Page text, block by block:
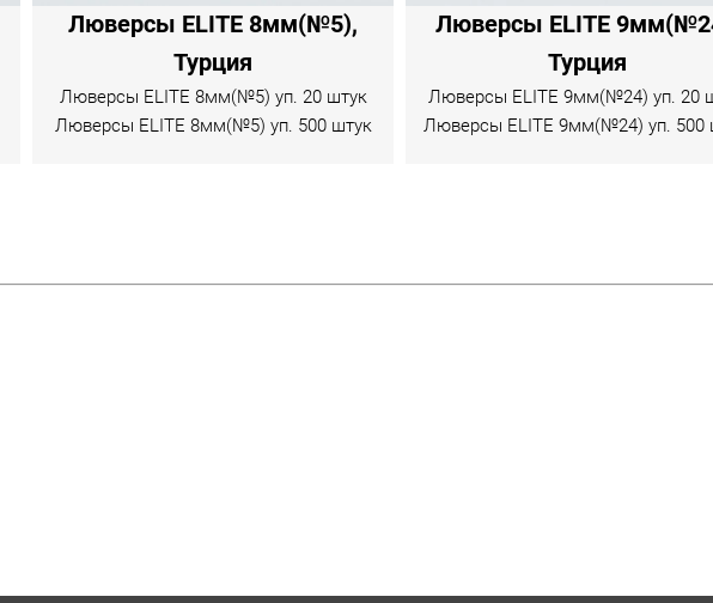
Люверсы ELITE 8мм(№5),
Турция
Люверсы ELITE 8мм(№5) уп. 20 штук
Люверсы ELITE 8мм(№5) уп. 500 штук
Люверсы ELITE
Турция
Люверсы ELITE 9мм(№24) уп. 20
Люверсы ELITE 9мм(№24) уп. 500